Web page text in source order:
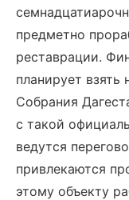
предметно
реставрации.
планирует взять
Собрания
с такой
ведутся
привлекаются
этому объекту